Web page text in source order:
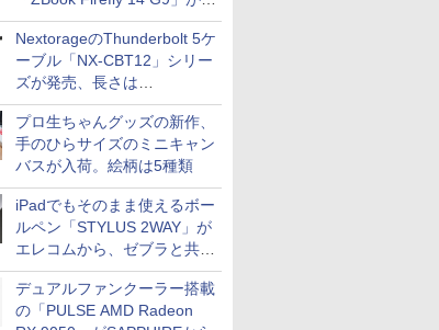
79,800円！秋葉原で中古PC
セール
NextorageのThunderbolt 5ケ
ーブル「NX-CBT12」シリー
ズが発売、長さは
30cm/50cm/1mの3種類
プロ生ちゃんグッズの新作、
手のひらサイズのミニキャン
バスが入荷。絵柄は5種類
iPadでもそのまま使えるボー
ルペン「STYLUS 2WAY」が
エレコムから、ゼブラと共同
開発
デュアルファンクーラー搭載
の「PULSE AMD Radeon